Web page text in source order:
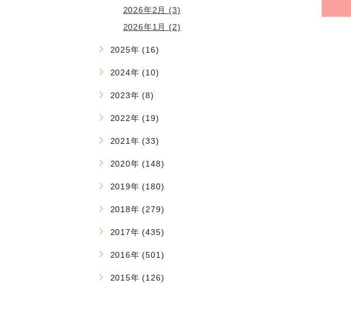
2026年2月 (3)
2026年1月 (2)
2025年 (16)
2024年 (10)
2023年 (8)
2022年 (19)
2021年 (33)
2020年 (148)
2019年 (180)
2018年 (279)
2017年 (435)
2016年 (501)
2015年 (126)